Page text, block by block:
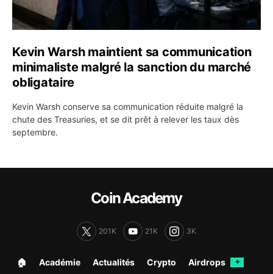
Kevin Warsh maintient sa communication
minimaliste malgré la sanction du marché
obligataire
Kevin Warsh conserve sa communication réduite malgré la
chute des Treasuries, et se dit prêt à relever les taux dès
septembre.
Coin Academy
201K 21K 3K
🏠︎ Académie Actualités Crypto Airdrops ✦